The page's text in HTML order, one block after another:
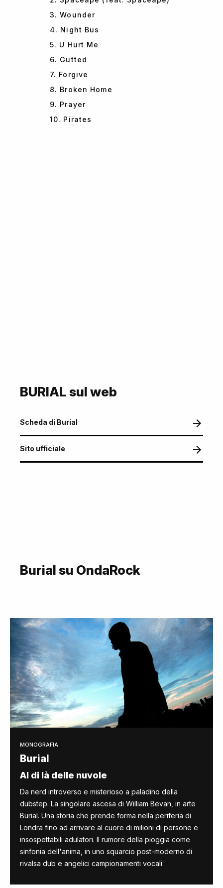
3. Wounder
4. Night Bus
5. U Hurt Me
6. Gutted
7. Forgive
8. Broken Home
9. Prayer
10. Pirates
BURIAL sul web
Scheda di Burial
Sito ufficiale
Burial su OndaRock
MONOGRAFIA
Burial
Al di là delle nuvole
Da nerd introverso e misterioso a paladino della
dubstep. La singolare ascesa di William Bevan, in arte
Burial. Una storia che prende forma nella periferia di
Londra fino ad arrivare al cuore di milioni di persone e
insospettabili adulatori. Il rumore della pioggia come
sinfonia dell'anima, in uno squarcio post-moderno di
rivalsa dub e angelici campionamenti vocali